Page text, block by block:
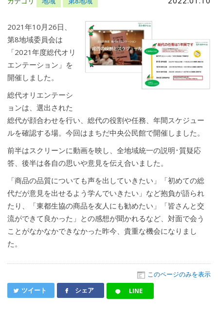
2021年10月26日、
第8地域委員会は
「2021年度総代オリ
エンテーション」を
開催しました。
総代オリエンテーシ
ョンは、選出された
総代が顔合わせを行い、総代の役割や任務、年間スケジュー
ルを確認する場。今回はまちだ中央公民館で開催しました。
前半はスクリーンに動画を映し、全地域統一の説明･質疑応
答、後半は各自の思いや意見を伝え合いました。
「商品の品質についても声を出していきたい」「初めての総
代だが意見を出せるよう学んでいきたい」など抱負が語られ
たり、「東都生協の商品を友人にも勧めたい」「皆さんと交
流ができて良かった」との感想が聞かれるなど、対面で会う
ことがなかなかできなかった昨今、貴重な機会になりまし
た。
このページのみを表示
ツイート シェア LINE